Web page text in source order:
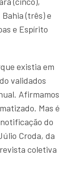
(três) e
e Espírito
existia em
validados
Afirmamos
Mas é
do
Croda, da
coletiva